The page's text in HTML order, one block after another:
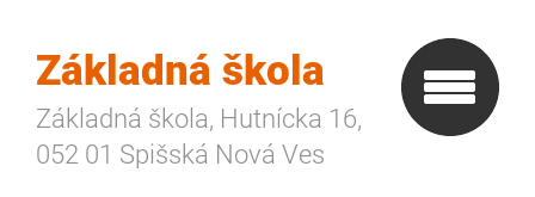
Základná škola
Základná škola, Hutnícka 16,
052 01 Spišská Nová Ves